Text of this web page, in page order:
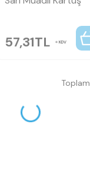
57,31TL KDV